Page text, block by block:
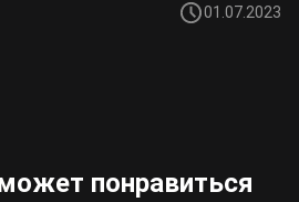
01.07.2023
понравиться